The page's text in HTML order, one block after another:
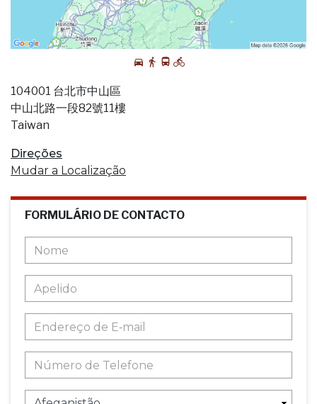
104001 台北市中山區
中山北路一段82號11樓
Taiwan
Direções
Mudar a Localização
FORMULÁRIO DE CONTACTO